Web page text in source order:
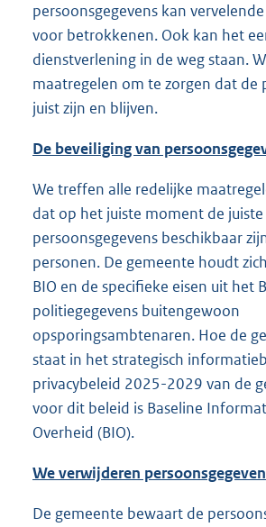
persoonsgegevens kan
voor betrokkenen. Ook kan het
dienstverlening in de weg staan.
maatregelen om te zorgen dat de
juist zijn en blijven.
De beveiliging van
We treffen alle redelijke
dat op het juiste moment de juiste
persoonsgegevens beschikbaar
personen. De gemeente houdt
BIO en de specifieke eisen uit het
politiegegevens buitengewoon
opsporingsambtenaren. Hoe de
staat in het strategisch
privacybeleid 2025-2029 van de
voor dit beleid is Baseline
Overheid (BIO).
We verwijderen
De gemeente bewaart de